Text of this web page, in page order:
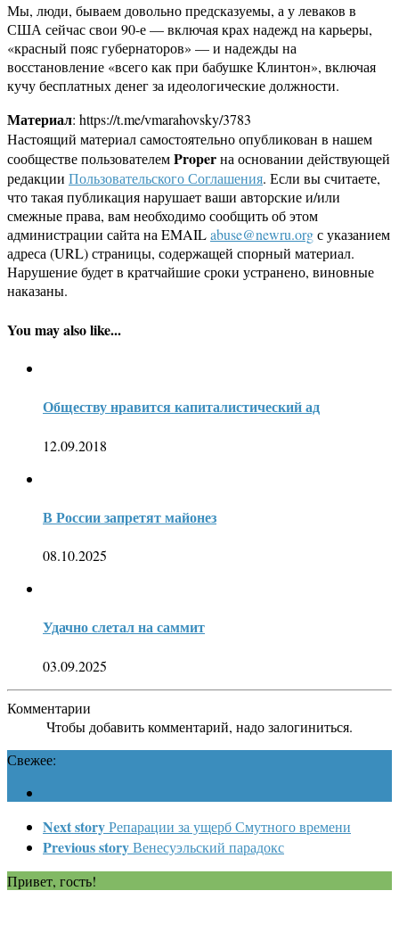
Мы, люди, бываем довольно предсказуемы, а у леваков в
США сейчас свои 90-е — включая крах надежд на карьеры,
«красный пояс губернаторов» — и надежды на
восстановление «всего как при бабушке Клинтон», включая
кучу бесплатных денег за идеологические должности.
Материал: https://t.me/vmarahovsky/3783
Настоящий материал самостоятельно опубликован в нашем
сообществе пользователемProperна основании действующей
редакции Пользовательского Соглашения. Если вы считаете,
что такая публикация нарушает ваши авторские и/или
смежные права, вам необходимо сообщить об этом
администрации сайта на EMAILabuse@newru.orgс указанием
адреса (URL) страницы, содержащей спорный материал.
Нарушение будет в кратчайшие сроки устранено, виновные
наказаны.
You may also like...
Обществу нравится капиталистический ад
12.09.2018
В России запретят майонез
08.10.2025
Удачно слетал на саммит
03.09.2025
Комментарии
Чтобы добавить комментарий, надо залогиниться.
Свежее:
Next storyРепарации за ущерб Смутного времени
Previous storyВенесуэльский парадокс
Привет, гость!